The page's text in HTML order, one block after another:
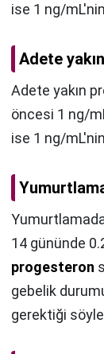
ise 1 ng/
Adete
Adete yakın
öncesi 1 ng/
ise 1 ng/
14 gününde
progesteron
gebelik
gerektiği